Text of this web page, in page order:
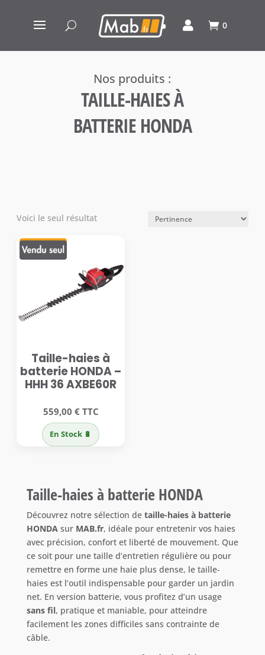
0
TAILLE-HAIES À
BATTERIE HONDA
Voici le seul résultat
Taille-haies à
batterie HONDA –
HHH 36 AXBE60R
559,00 € TTC
En Stock 🔋
Taille-haies à batterie HONDA
Découvrez notre sélection de taille-haies à batterie
HONDA sur MAB.fr, idéale pour entretenir vos haies
avec précision, confort et liberté de mouvement. Que
ce soit pour une taille d’entretien régulière ou pour
remettre en forme une haie plus dense, le taille-
haies est l’outil indispensable pour garder un jardin
net. En version batterie, vous profitez d’un usage
sans fil, pratique et maniable, pour atteindre
facilement les zones difficiles sans contrainte de
câble.